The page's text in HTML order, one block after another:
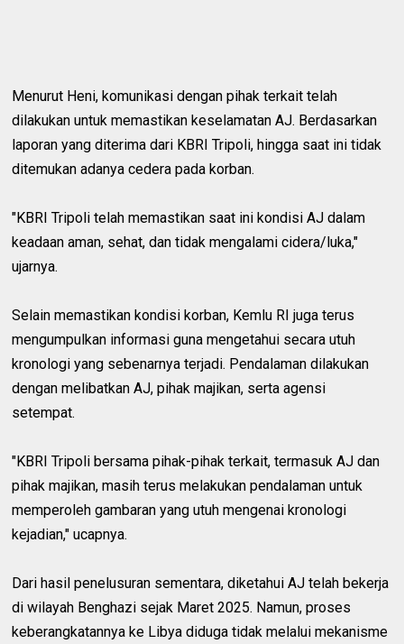
Menurut Heni, komunikasi dengan pihak terkait telah
dilakukan untuk memastikan keselamatan AJ. Berdasarkan
laporan yang diterima dari KBRI Tripoli, hingga saat ini tidak
ditemukan adanya cedera pada korban.
"KBRI Tripoli telah memastikan saat ini kondisi AJ dalam
keadaan aman, sehat, dan tidak mengalami cidera/luka,"
ujarnya.
Selain memastikan kondisi korban, Kemlu RI juga terus
mengumpulkan informasi guna mengetahui secara utuh
kronologi yang sebenarnya terjadi. Pendalaman dilakukan
dengan melibatkan AJ, pihak majikan, serta agensi
setempat.
"KBRI Tripoli bersama pihak-pihak terkait, termasuk AJ dan
pihak majikan, masih terus melakukan pendalaman untuk
memperoleh gambaran yang utuh mengenai kronologi
kejadian," ucapnya.
Dari hasil penelusuran sementara, diketahui AJ telah bekerja
di wilayah Benghazi sejak Maret 2025. Namun, proses
keberangkatannya ke Libya diduga tidak melalui mekanisme